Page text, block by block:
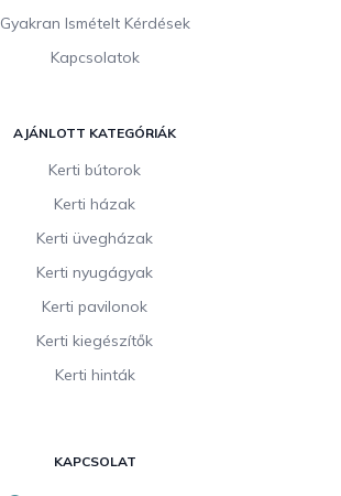
Gyakran Ismételt Kérdések
Kapcsolatok
AJÁNLOTT KATEGÓRIÁK
Kerti bútorok
Kerti házak
Kerti üvegházak
Kerti nyugágyak
Kerti pavilonok
Kerti kiegészítők
Kerti hinták
KAPCSOLAT